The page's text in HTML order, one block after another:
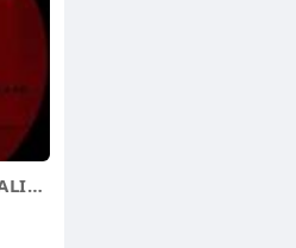
ORIGENS DA TEOLOGIA DALIBERTAÇÃO-BKÜSTER